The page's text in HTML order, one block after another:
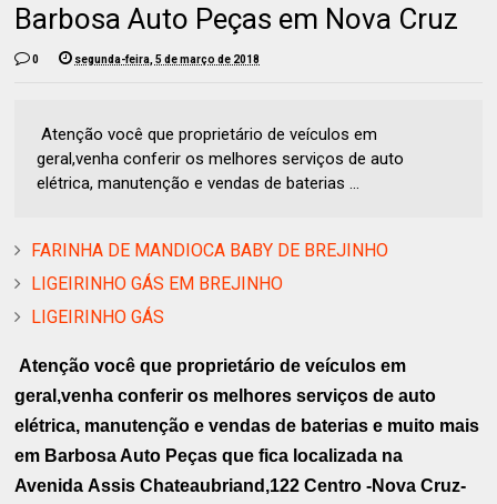
Barbosa Auto Peças em Nova Cruz
0 segunda-feira, 5 de março de 2018
Atenção você que proprietário de veículos em
geral,venha conferir os melhores serviços de auto
elétrica, manutenção e vendas de baterias ...
FARINHA DE MANDIOCA BABY DE BREJINHO
LIGEIRINHO GÁS EM BREJINHO
LIGEIRINHO GÁS
Atenção você que proprietário de veículos em
geral,venha conferir os melhores serviços de auto
elétrica, manutenção e vendas de baterias e muito mais
em Barbosa Auto Peças que fica localizada na
Avenida Assis Chateaubriand,122 Centro -Nova Cruz-